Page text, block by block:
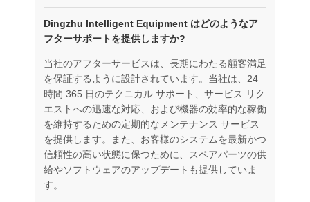
Dingzhu Intelligent Equipment はどのようなア
フターサポートを提供しますか?
当社のアフターサービスは、長期にわたる顧客満足
を保証するように設計されています。当社は、24
時間 365 日のテクニカル サポート、サービス リク
エストへの迅速な対応、および機器の効率的な稼働
を維持するための定期的なメンテナンス サービス
を提供します。また、お客様のシステムを最新かつ
信頼性の高い状態に保つために、スペアパーツの供
給やソフトウェアのアップデートも提供していま
す。